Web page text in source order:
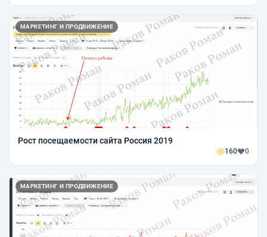
МАРКЕТИНГ И ПРОДВИЖЕНИЕ
Рост посещаемости сайта Россия 2019
160 0
МАРКЕТИНГ И ПРОДВИЖЕНИЕ